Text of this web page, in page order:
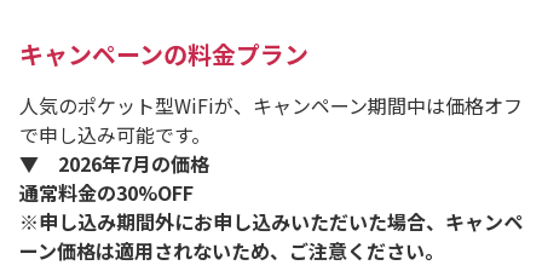
キャンペーンの料金プラン
人気のポケット型WiFiが、キャンペーン期間中は価格オフ
で申し込み可能です。
▼ 2026年7月の価格
通常料金の30%OFF
※申し込み期間外にお申し込みいただいた場合、キャンペ
ーン価格は適用されないため、ご注意ください。